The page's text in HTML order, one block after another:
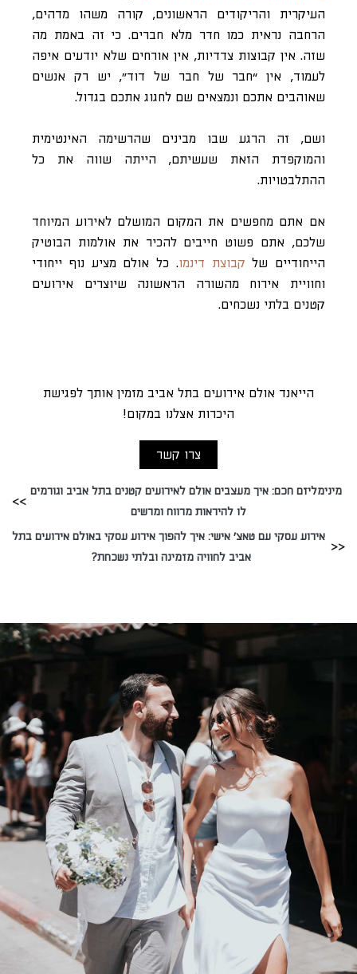
העיקרית והריקודים הראשונים, קורה משהו מדהים,
הרחבה נראית כמו חדר מלא חברים. כי זה באמת מה
שזה. אין קבוצות צדדיות, אין אורחים שלא יודעים איפה
לעמוד, אין “חבר של חבר של דוד”, יש רק אנשים
שאוהבים אתכם ונמצאים שם לחגוג אתכם בגדול.
ושם, זה הרגע שבו מבינים שהרשימה האינטימית
והמוקפדת הזאת שעשיתם, הייתה שווה את כל
ההתלבטויות.
אם אתם מחפשים את המקום המושלם לאירוע המיוחד
שלכם, אתם פשוט חייבים להכיר את אולמות הבוטיק
הייחודיים של קבוצת דינמו. כל אולם מציע נוף ייחודי
וחוויית אירוח מהשורה הראשונה שיוצרים אירועים
קטנים בלתי נשכחים.
הייאנד אולם אירועים בתל אביב מזמין אותך לפגישת
היכרות אצלנו במקום!
צרו קשר
מינימליזם חכם: איך מעצבים אולם לאירועים קטנים בתל אביב וגורמים
לו להיראות מרווח ומרשים
אירוע עסקי עם טאצ’ אישי: איך להפוך אירוע עסקי באולם אירועים בתל
אביב לחוויה מזמינה ובלתי נשכחת?